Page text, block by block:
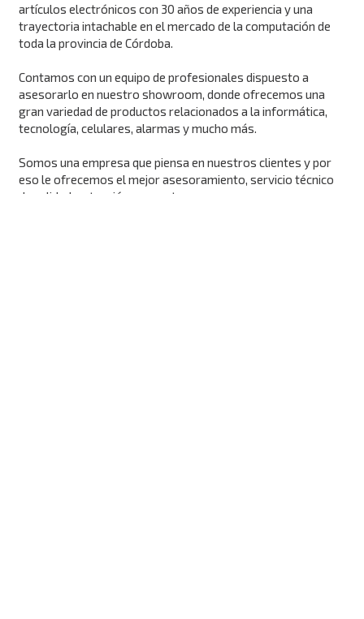
artículos electrónicos con 30 años de experiencia y una
trayectoria intachable en el mercado de la computación de
toda la provincia de Córdoba.
Contamos con un equipo de profesionales dispuesto a
asesorarlo en nuestro showroom, donde ofrecemos una
gran variedad de productos relacionados a la informática,
tecnología, celulares, alarmas y mucho más.
Somos una empresa que piensa en nuestros clientes y por
eso le ofrecemos el mejor asesoramiento, servicio técnico